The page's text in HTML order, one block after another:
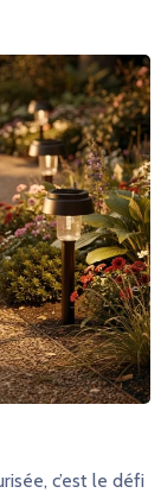
c’est le défi